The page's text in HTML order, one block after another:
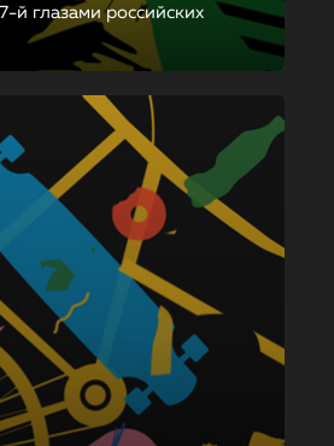
й глазами российских